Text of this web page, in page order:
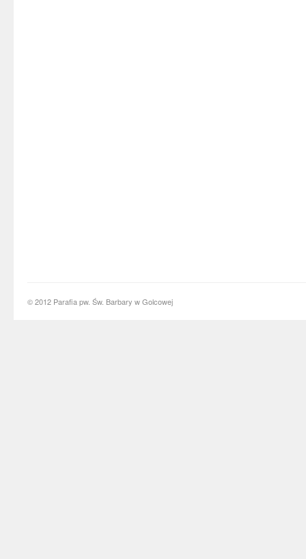
© 2012 Parafia pw. Św. Barbary w Golcowej